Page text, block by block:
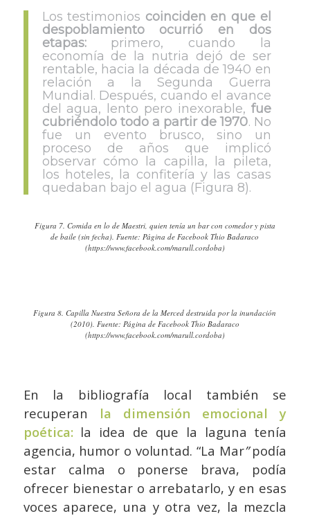
Los testimonios coinciden en que el
despoblamiento ocurrió en dos
etapas:primero, cuando la
economía de la nutria dejó de ser
rentable, hacia la década de 1940 en
relación a la Segunda Guerra
Mundial. Después, cuando el avance
del agua, lento pero inexorable, fue
cubriéndolo todo a partir de 1970. No
fue un evento brusco, sino un
proceso de años que implicó
observar cómo la capilla, la pileta,
los hoteles, la confitería y las casas
quedaban bajo el agua (Figura 8).
Figura 7. Comida en lo de Maestri, quien tenía un bar con comedor y pista
de baile (sin fecha). Fuente: Página de Facebook Thio Badaraco
(https://www.facebook.com/marull.cordoba)
Figura 8. Capilla Nuestra Señora de la Merced destruida por la inundación
(2010). Fuente: Página de Facebook Thio Badaraco
(https://www.facebook.com/marull.cordoba)
En la bibliografía local también se
recuperan la dimensión emocional y
poética: la idea de que la laguna tenía
agencia, humor o voluntad. “La Mar”podía
estar calma o ponerse brava, podía
ofrecer bienestar o arrebatarlo, y en esas
voces aparece, una y otra vez, la mezcla